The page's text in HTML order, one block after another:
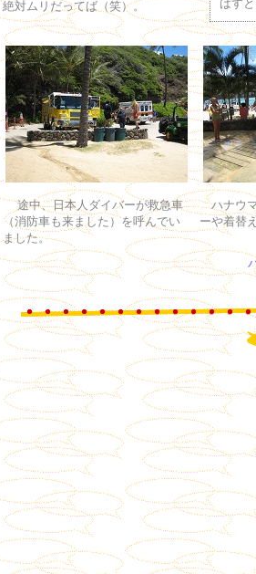
絶対ムリだってば（笑）。
ばす
途中、日本人ダイバーが救急車
（消防車も来ました）を呼んでい
ました。
ハナウマ
ーや着替